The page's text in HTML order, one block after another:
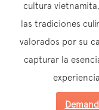
cultura
las tradiciones
valorados por su
capturar la